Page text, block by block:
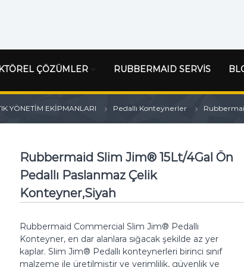
ÇÖZÜMLER RUBBERMAID SERVİS
YÖNETİM EKİPMANLARI Pedallı Konteynerler
Rubbermaid Slim Jim® 15Lt/4Gal Ön
Pedallı Paslanmaz Çelik
Konteyner,Siyah
Rubbermaid Commercial Slim Jim® Pedallı
Konteyner, en dar alanlara sığacak şekilde az yer
kaplar. Slim Jim® Pedallı konteynerleri birinci sınıf
malzeme ile üretilmiştir ve verimlilik, güvenlik ve